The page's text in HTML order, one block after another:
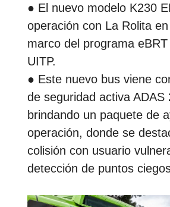
● El nuevo modelo K230
operación con La Rolita
marco del programa
UITP.
● Este nuevo bus viene
de seguridad activa ADAS
brindando un paquete de
operación, donde se
colisión con usuario
detección de puntos